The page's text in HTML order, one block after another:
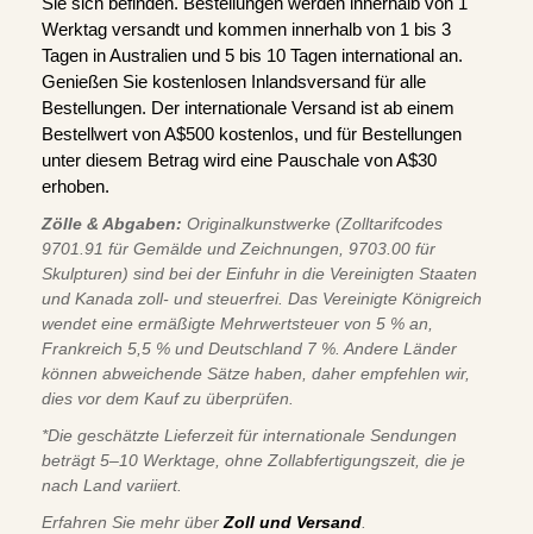
Werktag versandt und kommen innerhalb von 1 bis 3
Tagen in Australien und 5 bis 10 Tagen international an.
Genießen Sie kostenlosen Inlandsversand für alle
Bestellungen. Der internationale Versand ist ab einem
Bestellwert von A$500 kostenlos, und für Bestellungen
unter diesem Betrag wird eine Pauschale von A$30
erhoben.
Zölle & Abgaben: Originalkunstwerke (Zolltarifcodes
9701.91 für Gemälde und Zeichnungen, 9703.00 für
Skulpturen) sind bei der Einfuhr in die Vereinigten Staaten
und Kanada zoll- und steuerfrei. Das Vereinigte Königreich
wendet eine ermäßigte Mehrwertsteuer von 5 % an,
Frankreich 5,5 % und Deutschland 7 %. Andere Länder
können abweichende Sätze haben, daher empfehlen wir,
dies vor dem Kauf zu überprüfen.
*Die geschätzte Lieferzeit für internationale Sendungen
beträgt 5–10 Werktage, ohne Zollabfertigungszeit, die je
nach Land variiert.
Erfahren Sie mehr überZoll und Versand.